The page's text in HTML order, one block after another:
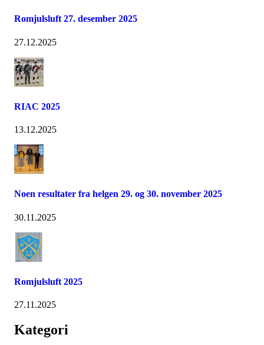
Romjulsluft 27. desember 2025
27.12.2025
RIAC 2025
13.12.2025
Noen resultater fra helgen 29. og 30. november 2025
30.11.2025
Romjulsluft 2025
27.11.2025
Kategori